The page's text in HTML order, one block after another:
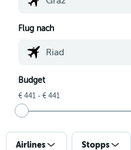
Flug nach
Budget
€ 441 - € 441
Airlines Stopps